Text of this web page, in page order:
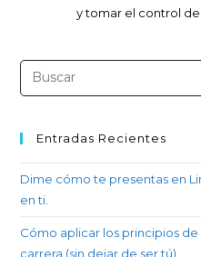
y tomar el control
Entradas Recientes
Dime cómo te presentas en
en ti.
Cómo aplicar los principios
carrera (sin dejar de ser tú)